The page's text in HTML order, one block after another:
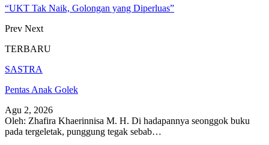
“UKT Tak Naik, Golongan yang Diperluas”
Prev Next
TERBARU
SASTRA
Pentas Anak Golek
Agu 2, 2026
Oleh: Zhafira Khaerinnisa M. H. Di hadapannya seonggok buku
pada tergeletak, punggung tegak sebab…